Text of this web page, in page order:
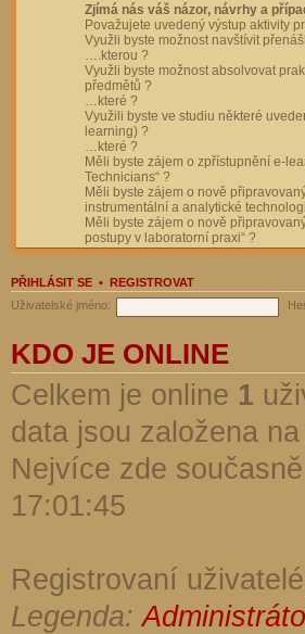
Zjímá nás váš názor, návrhy a
Považujete uvedený výstup aktivity
Využli byste možnost navštívit
….kterou ?
Využli byste možnost absolvovat
předmětů ?
…které ?
Využili byste ve studiu některé
learning) ?
…které ?
Měli byste zájem o zpřístupnění e-
Technicians“ ?
Měli byste zájem o nově
instrumentální a analytické
Měli byste zájem o nově
postupy v laboratorní praxi“ ?
PŘIHLÁSIT SE • REGISTROVAT
Uživatelské jméno:
KDO JE ONLINE
Celkem je online 1
data jsou založena
Nejvíce zde
17:01:45
Registrovaní
Legenda: